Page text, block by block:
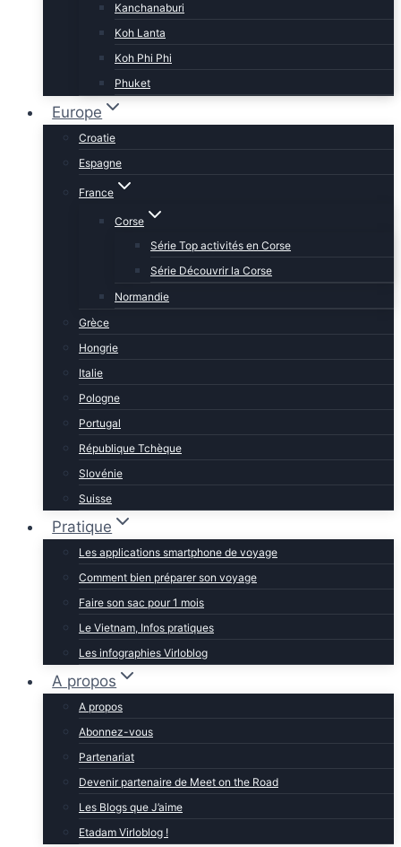
Kanchanaburi
Koh Lanta
Koh Phi Phi
Phuket
Europe
Croatie
Espagne
France
Corse
Série Top activités en Corse
Série Découvrir la Corse
Normandie
Grèce
Hongrie
Italie
Pologne
Portugal
République Tchèque
Slovénie
Suisse
Pratique
Les applications smartphone de voyage
Comment bien préparer son voyage
Faire son sac pour 1 mois
Le Vietnam, Infos pratiques
Les infographies Virloblog
A propos
A propos
Abonnez-vous
Partenariat
Devenir partenaire de Meet on the Road
Les Blogs que J’aime
Etadam Virloblog !